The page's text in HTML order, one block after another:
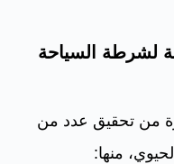
لشرطة السياحة
من تحقيق عدد من
منها: